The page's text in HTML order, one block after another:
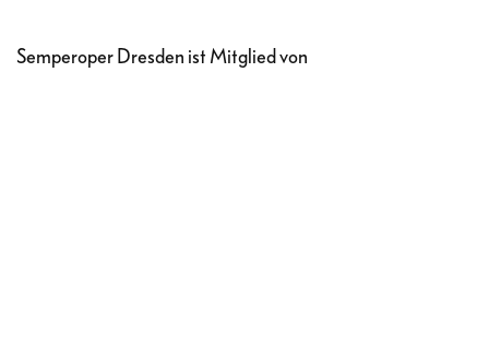
Semperoper Dresden ist Mitglied von